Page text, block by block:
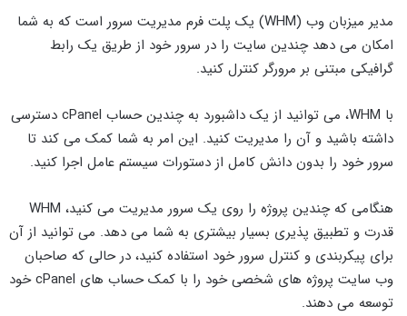
مدیر میزبان وب (WHM) یک پلت فرم مدیریت سرور است که به شما
امکان می دهد چندین سایت را در سرور خود از طریق یک رابط
گرافیکی مبتنی بر مرورگر کنترل کنید.
با WHM، می توانید از یک داشبورد به چندین حساب cPanel دسترسی
داشته باشید و آن را مدیریت کنید. این امر به شما کمک می کند تا
سرور خود را بدون دانش کامل از دستورات سیستم عامل اجرا کنید.
هنگامی که چندین پروژه را روی یک سرور مدیریت می کنید، WHM
قدرت و تطبیق پذیری بسیار بیشتری به شما می دهد. می توانید از آن
برای پیکربندی و کنترل سرور خود استفاده کنید، در حالی که صاحبان
وب سایت پروژه های شخصی خود را با کمک حساب های cPanel خود
توسعه می دهند.